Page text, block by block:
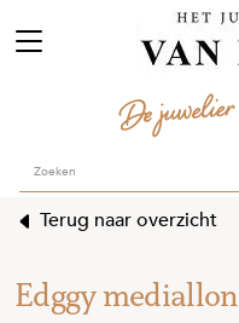
Terug naar overzicht
Edggy mediallon